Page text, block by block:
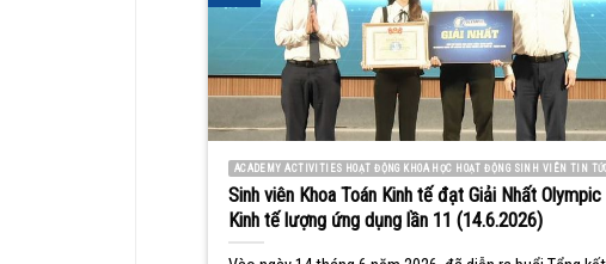
ACADEMY ACTIVITIES HOẠT ĐỘNG KHOA HỌC HOẠT ĐỘNG SINH VIÊN TIN
Sinh viên Khoa Toán Kinh tế đạt Giải Nhất Olympic
Kinh tế lượng ứng dụng lần 11 (14.6.2026)